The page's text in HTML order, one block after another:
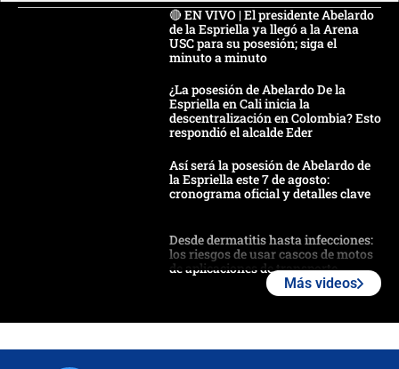
🔴 EN VIVO | El presidente Abelardo
de la Espriella ya llegó a la Arena
USC para su posesión; siga el
minuto a minuto
¿La posesión de Abelardo De la
Espriella en Cali inicia la
descentralización en Colombia? Esto
respondió el alcalde Eder
Así será la posesión de Abelardo de
la Espriella este 7 de agosto:
cronograma oficial y detalles clave
Desde dermatitis hasta infecciones:
los riesgos de usar cascos de motos
de aplicaciones de transporte
Más videos